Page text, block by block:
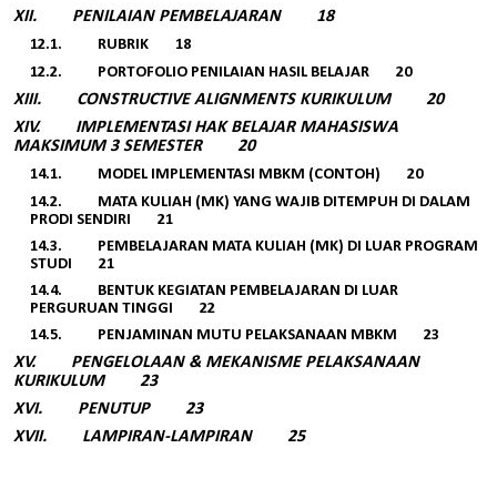
XII.
PENILAIAN PEMBELAJARAN 18
12.1.
RUBRIK 18
12.2.
PORTOFOLIO PENILAIAN HASIL BELAJAR 20
XIII.
CONSTRUCTIVE ALIGNMENTS KURIKULUM 20
XIV.
IMPLEMENTASI HAK BELAJAR MAHASISWA
MAKSIMUM 3 SEMESTER 20
14.1.
MODEL IMPLEMENTASI MBKM (CONTOH) 20
14.2.
MATA KULIAH (MK) YANG WAJIB DITEMPUH DI DALAM
PRODI SENDIRI 21
14.3.
PEMBELAJARAN MATA KULIAH (MK) DI LUAR PROGRAM
STUDI 21
14.4.
BENTUK KEGIATAN PEMBELAJARAN DI LUAR
PERGURUAN TINGGI 22
14.5.
PENJAMINAN MUTU PELAKSANAAN MBKM 23
XV.
PENGELOLAAN & MEKANISME PELAKSANAAN
KURIKULUM 23
XVI.
PENUTUP 23
XVII.
LAMPIRAN-LAMPIRAN 25